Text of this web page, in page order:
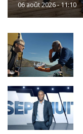
06 août 2026 - 11:10